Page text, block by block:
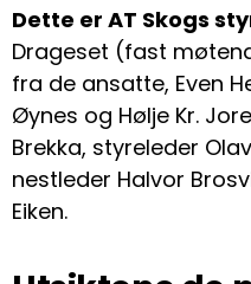
Dette er AT Skogs
Drageset (fast
fra de ansatte, Even
Øynes og Hølje Kr.
Brekka, styreleder
nestleder Halvor
Eiken.